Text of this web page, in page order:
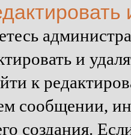
и
к
сообщении,
создания.